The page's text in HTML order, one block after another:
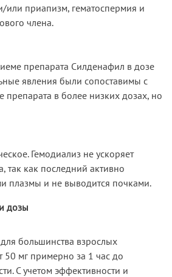
или приапизм, гематоспермия и
члена.
препарата Силденафил в дозе
явления были сопоставимы с
в более низких дозах, но
Гемодиализ не ускоряет
так как последний активно
плазмы и не выводится почками.
дозы
большинства взрослых
50 мг примерно за 1 час до
С учетом эффективности и